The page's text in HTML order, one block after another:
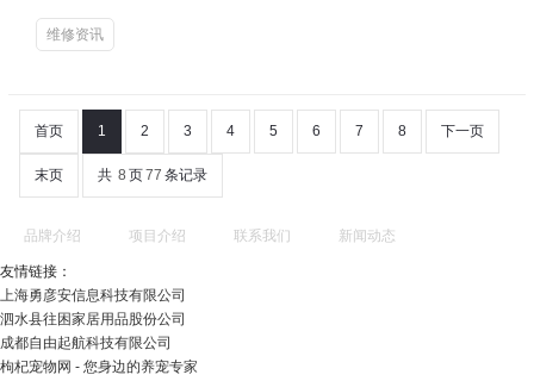
维修资讯
首页 1 2 3 4 5 6 7 8 下一页
末页 共 8 页77 条记录
品牌介绍 项目介绍 联系我们 新闻动态
友情链接：
上海勇彦安信息科技有限公司
泗水县往困家居用品股份公司
成都自由起航科技有限公司
枸杞宠物网 - 您身边的养宠专家